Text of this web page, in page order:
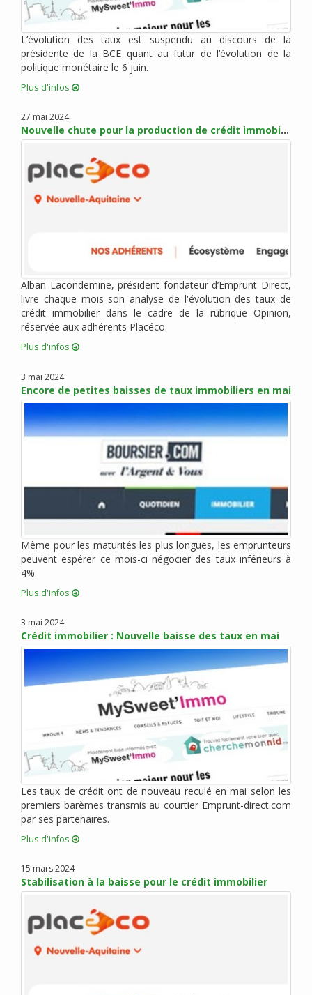
avril 2017 (1)
mars 2017 (7)
février 2017 (10)
janvier 2017 (4)
décembre 2016 (6)
novembre 2016 (7)
octobre 2016 (6)
août 2016 (2)
juillet 2016 (1)
juin 2016 (3)
janvier 2016 (2)
novembre 2015 (9)
octobre 2015 (6)
septembre 2015 (9)
juin 2015 (4)
mai 2015 (5)
avril 2015 (5)
mars 2015 (5)
décembre 2014 (1)
novembre 2014 (1)
septembre 2014 (1)
juillet 2014 (1)
mai 2014 (2)
avril 2014 (1)
mars 2014 (2)
janvier 2014 (2)
novembre 2013 (6)
octobre 2013 (3)
septembre 2013 (3)
mai 2013 (5)
avril 2013 (6)
mars 2013 (15)
février 2013 (5)
janvier 2013 (7)
décembre 2012 (5)
octobre 2012 (10)
septembre 2012 (6)
juillet 2012 (8)
juin 2012 (3)
L’évolution des taux est suspendu au discours de la
présidente de la BCE quant au futur de l’évolution de la
politique monétaire le 6 juin.
Plus d'infos
27 mai 2024
Nouvelle chute pour la production de crédit immobilier
Alban Lacondemine, président fondateur d’Emprunt Direct,
livre chaque mois son analyse de l'évolution des taux de
crédit immobilier dans le cadre de la rubrique Opinion,
réservée aux adhérents Placéco.
Plus d'infos
3 mai 2024
Encore de petites baisses de taux immobiliers en mai
Même pour les maturités les plus longues, les emprunteurs
peuvent espérer ce mois-ci négocier des taux inférieurs à
4%.
Plus d'infos
3 mai 2024
Crédit immobilier : Nouvelle baisse des taux en mai
Les taux de crédit ont de nouveau reculé en mai selon les
premiers barèmes transmis au courtier Emprunt-direct.com
par ses partenaires.
Plus d'infos
15 mars 2024
Stabilisation à la baisse pour le crédit immobilier